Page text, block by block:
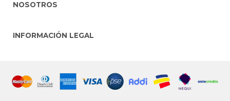
NOSOTROS
INFORMACIÓN LEGAL